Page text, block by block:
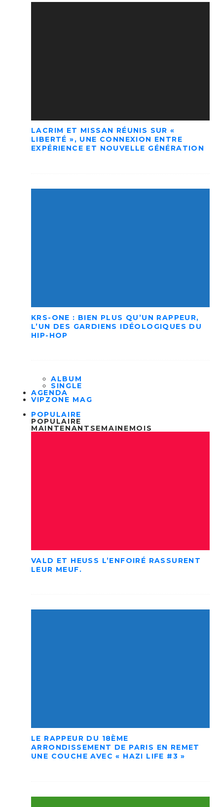
LACRIM ET MISSAN RÉUNIS SUR «
LIBERTÉ », UNE CONNEXION ENTRE
EXPÉRIENCE ET NOUVELLE GÉNÉRATION
KRS-ONE : BIEN PLUS QU’UN RAPPEUR,
L’UN DES GARDIENS IDÉOLOGIQUES DU
HIP-HOP
ALBUM
SINGLE
AGENDA
VIPZONE MAG
POPULAIRE
POPULAIRE
MAINTENANT SEMAINEMOIS
VALD ET HEUSS L’ENFOIRÉ RASSURENT
LEUR MEUF.
LE RAPPEUR DU 18ÈME
ARRONDISSEMENT DE PARIS EN REMET
UNE COUCHE AVEC « HAZI LIFE #3 »